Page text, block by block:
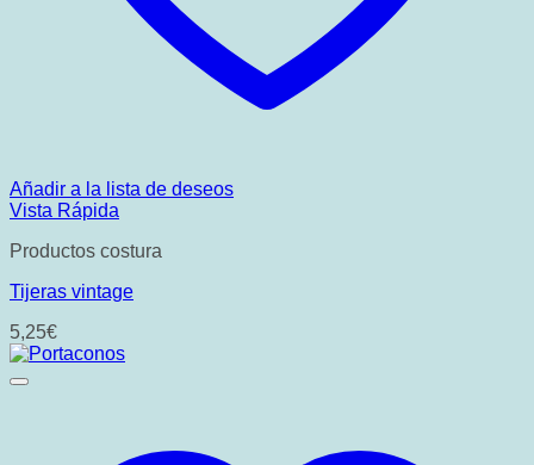
Añadir a la lista de deseos
Vista Rápida
Productos costura
Tijeras vintage
5,25€